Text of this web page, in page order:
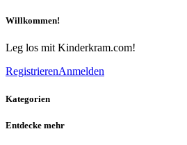
Willkommen!
Leg los mit Kinderkram.com!
RegistrierenAnmelden
Kategorien
Entdecke mehr